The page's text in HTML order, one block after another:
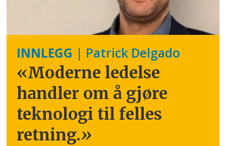
INNLEGG | Patrick Delgado
«Moderne ledelse
handler om å gjøre
teknologi til felles
retning.»